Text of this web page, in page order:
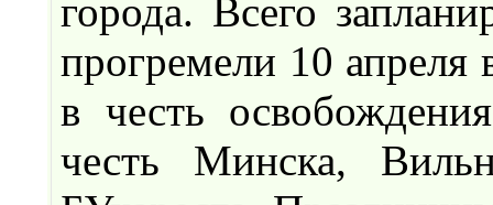
города. Всего
прогремели 10
в честь
честь Минска,